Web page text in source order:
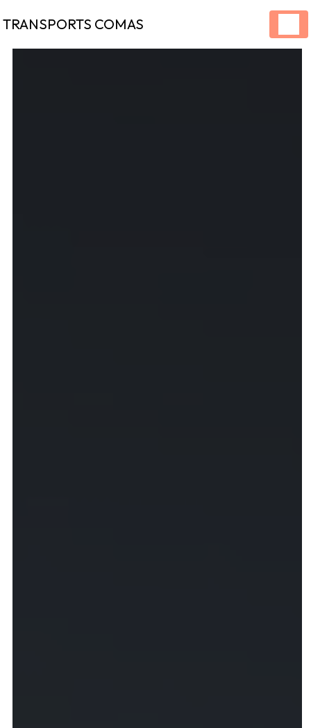
TRANSPORTS COMAS